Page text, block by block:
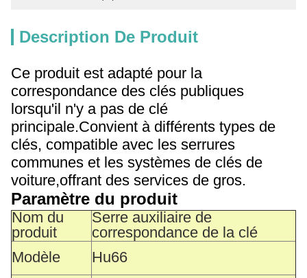
Description De Produit
Ce produit est adapté pour la
correspondance des clés publiques
lorsqu'il n'y a pas de clé
principale.Convient à différents types de
clés, compatible avec les serrures
communes et les systèmes de clés de
voiture,offrant des services de gros.
Paramètre du produit
Nom du
produit
Serre auxiliaire de
correspondance de la clé
Modèle
Hu66